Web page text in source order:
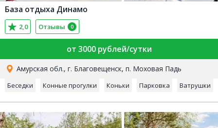
База отдыха Динамо
2,0 Отзывы 0
от 3000 рублей/сутки
Амурская обл., г. Благовещенск, п. Моховая Падь
Беседки Конные прогулки Коньки Парковка Ватрушки